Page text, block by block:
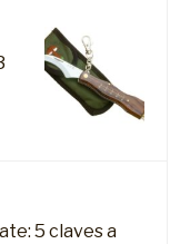
5 claves a